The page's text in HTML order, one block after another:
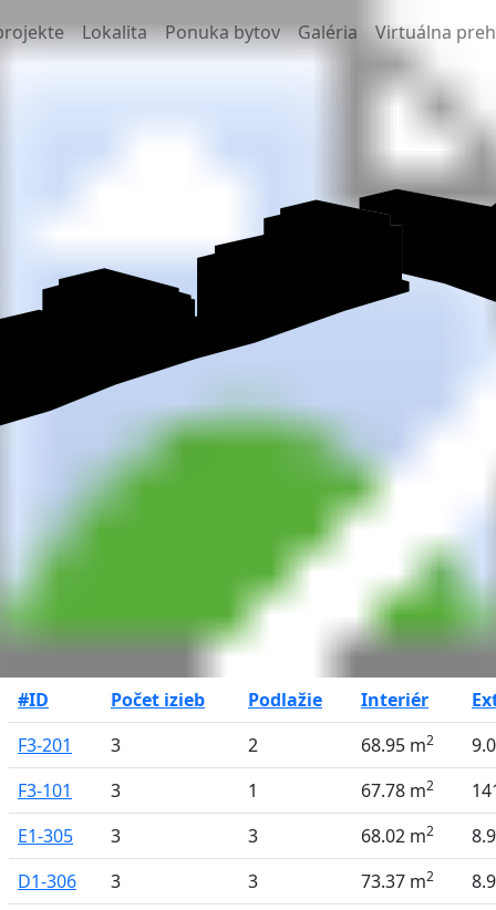
Lokalita Ponuka bytov Galéria Virtuálna
#ID Počet izieb Podlažie Interiér
F3-201
3 2 68.95 m2
F3-101
3 1 67.78 m2
E1-305
3 3 68.02 m2
D1-306
3 3 73.37 m2